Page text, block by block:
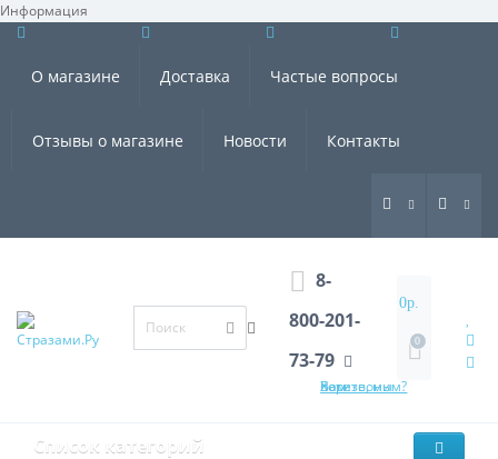
Информация ×
О магазине Доставка Частые вопросы
Отзывы о магазине Новости Контакты
8-
800-201-
73-79
Хотите, мы Вам перезвоним?
0р.
0
Список категорий